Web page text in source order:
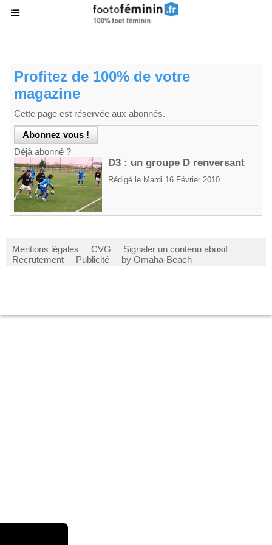
Profitez de 100% de votre
magazine
Cette page est réservée aux abonnés.
Déjà abonné ?
D3 : un groupe D renversant
Rédigé le Mardi 16 Février 2010
Mentions légales CVG
Signaler un contenu abusif
Recrutement
Publicité by Omaha-Beach